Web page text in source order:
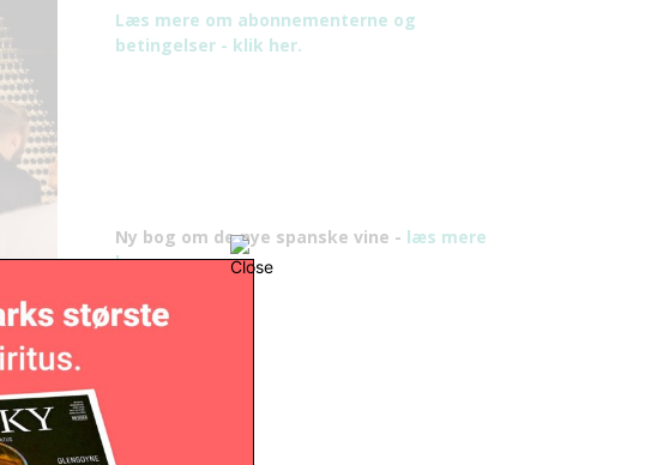
Læs mere om abonnementerne og
betingelser - klik her.
Ny bog om de nye spanske vine - læs mere
her